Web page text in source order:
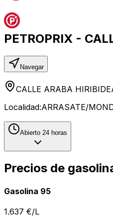
PETROPRIX -
Navegar
CALLE ARABA
Localidad:ARRASATE/
Abierto 24 horas
Precios de
Gasolina 95
1.637 €/L